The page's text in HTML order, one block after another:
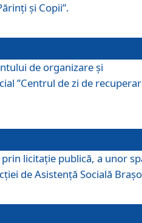
şi Copii”.
de organizare şi
”Centrul de zi de
licitație publică, a unor
de Asistență Socială